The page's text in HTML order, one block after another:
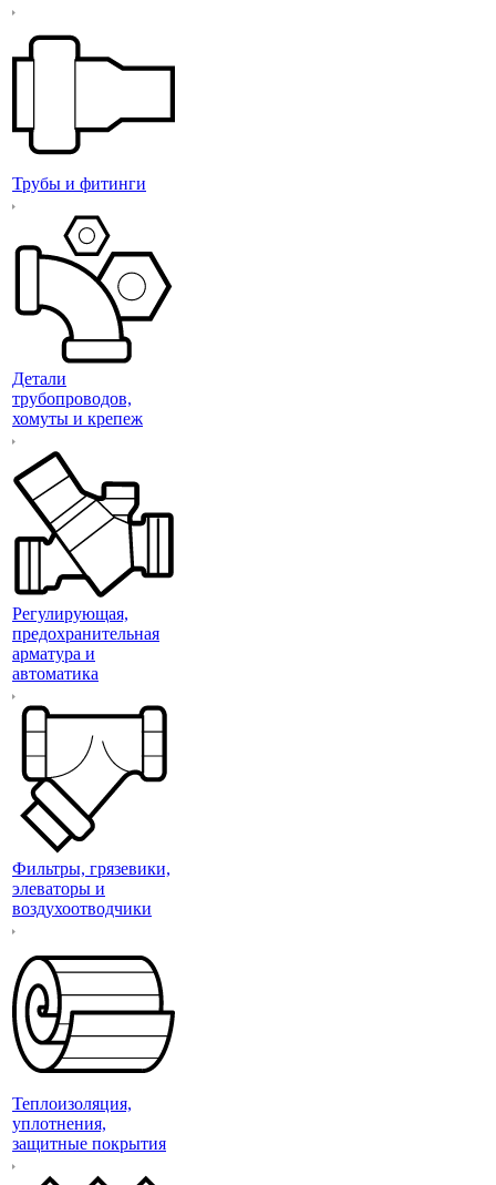
Трубы и фитинги
Детали
трубопроводов,
хомуты и крепеж
Регулирующая,
предохранительная
арматура и
автоматика
Фильтры, грязевики,
элеваторы и
воздухоотводчики
Теплоизоляция,
уплотнения,
защитные покрытия